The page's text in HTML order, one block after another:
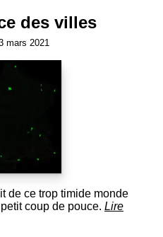
des villes
mars 2021
de ce trop timide monde
coup de pouce. Lire